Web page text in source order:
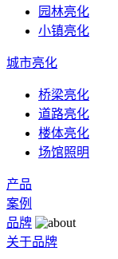
园林亮化
小镇亮化
城市亮化
桥梁亮化
道路亮化
楼体亮化
场馆照明
产品
案例
品牌
关于品牌